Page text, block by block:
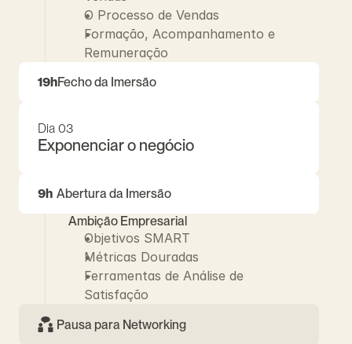
O Processo de Vendas
Formação, Acompanhamento e
Remuneração
Fecho da Imersão
19h
Dia 03
Exponenciar o negócio
9h Abertura da Imersão
Ambição Empresarial
Objetivos SMART
Métricas Douradas
Ferramentas de Análise de
Satisfação
Pausa para Networking